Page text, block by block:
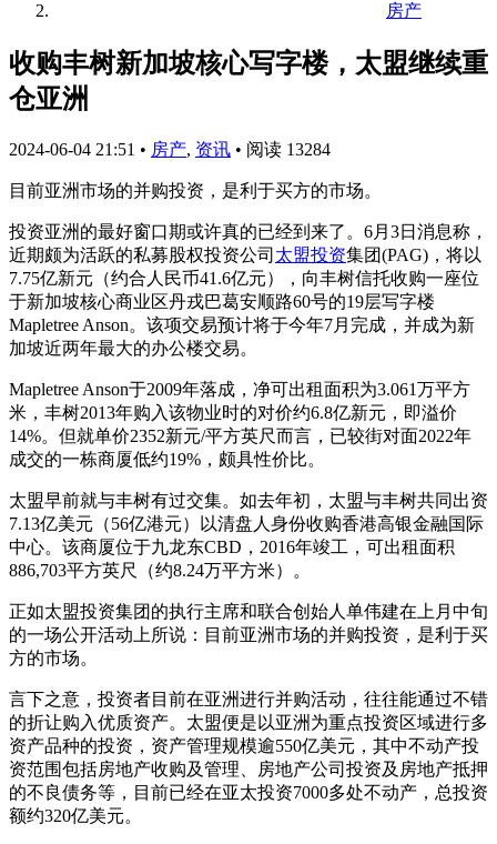
房产
收购丰树新加坡核心写字楼，太盟继续重
仓亚洲
2024-06-04 21:51 • 房产, 资讯 • 阅读 13284
目前亚洲市场的并购投资，是利于买方的市场。
投资亚洲的最好窗口期或许真的已经到来了。6月3日消息称，
近期颇为活跃的私募股权投资公司 太盟投资集团(PAG)，将以
7.75亿新元（约合人民币41.6亿元），向丰树信托收购一座位
于新加坡核心商业区丹戎巴葛安顺路60号的19层写字楼
Mapletree Anson。该项交易预计将于今年7月完成，并成为新
加坡近两年最大的办公楼交易。
Mapletree Anson于2009年落成，净可出租面积为3.061万平方
米，丰树2013年购入该物业时的对价约6.8亿新元，即溢价
14%。但就单价2352新元/平方英尺而言，已较街对面2022年
成交的一栋商厦低约19%，颇具性价比。
太盟早前就与丰树有过交集。如去年初，太盟与丰树共同出资
7.13亿美元（56亿港元）以清盘人身份收购香港高银金融国际
中心。该商厦位于九龙东CBD，2016年竣工，可出租面积
886,703平方英尺（约8.24万平方米）。
正如太盟投资集团的执行主席和联合创始人单伟建在上月中旬
的一场公开活动上所说：目前亚洲市场的并购投资，是利于买
方的市场。
言下之意，投资者目前在亚洲进行并购活动，往往能通过不错
的折让购入优质资产。太盟便是以亚洲为重点投资区域进行多
资产品种的投资，资产管理规模逾550亿美元，其中不动产投
资范围包括房地产收购及管理、房地产公司投资及房地产抵押
的不良债务等，目前已经在亚太投资7000多处不动产，总投资
额约320亿美元。